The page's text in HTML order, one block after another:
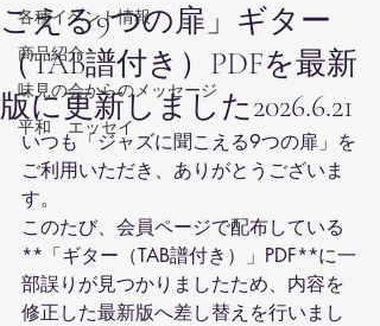
各種イベント情報
商品紹介
味見の会からのメッセージ
平和 エッセイ
こえる9つの扉」ギター
（TAB譜付き）PDFを最新
版に更新しました2026.6.21
いつも「ジャズに聞こえる9つの扉」を
ご利用いただき、ありがとうございま
す。
このたび、会員ページで配布している
**「ギター（TAB譜付き）」PDF**に一
部誤りが見つかりましたため、内容を
修正した最新版へ差し替えを行いまし